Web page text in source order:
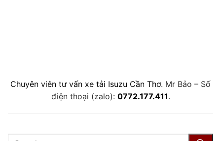
Chuyên viên tư vấn xe tải Isuzu Cần Thơ. Mr Bảo – Số
điện thoại (zalo): 0772.177.411.
Tìm